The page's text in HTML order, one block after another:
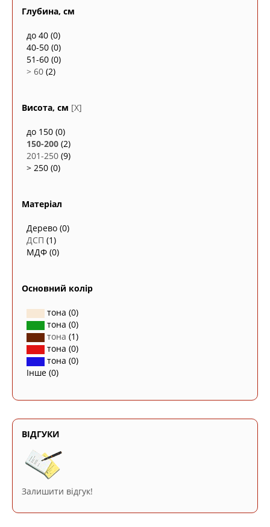
Глубина, см
до 40 (0)
40-50 (0)
51-60 (0)
> 60 (2)
Висота, см [X]
до 150 (0)
150-200 (2)
201-250 (9)
> 250 (0)
Матеріал
Дерево (0)
ДСП (1)
МДФ (0)
Основний колір
тона (0)
тона (0)
тона (1)
тона (0)
тона (0)
Інше (0)
ВІДГУКИ
Залишити відгук!